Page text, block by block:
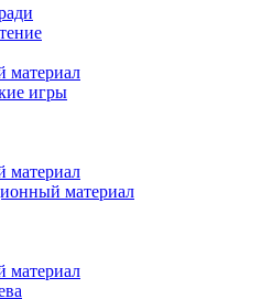
материал
игры
материал
материал
материал